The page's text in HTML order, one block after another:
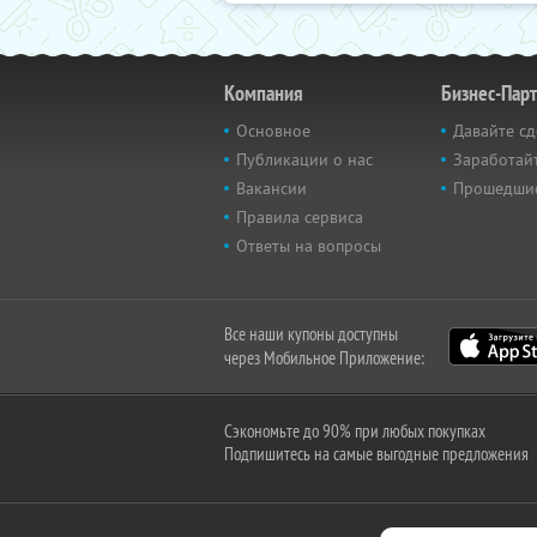
Компания
Основное
Публикации о нас
Вакансии
Правила сервиса
Ответы на вопросы
Бизнес-
Давайте
Все наши купоны доступны
через Мобильное Приложение:
Сэкономьте до 90% при любых покупках
Подпишитесь на самые выгодные предложения